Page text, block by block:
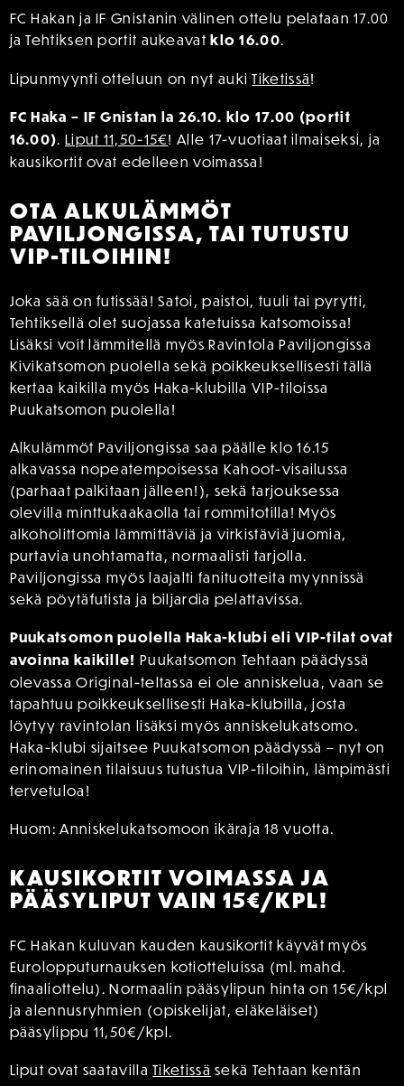
FC Hakan ja IF Gnistanin välinen ottelu pelataan 17.00
ja Tehtiksen portit aukeavatklo 16.00.
Lipunmyynti otteluun on nyt aukiTiketissä!
FC Haka – IF Gnistan la 26.10. klo 17.00 (portit
16.00). Liput 11,50-15€! Alle 17-vuotiaat ilmaiseksi, ja
kausikortit ovat edelleen voimassa!
OTA ALKULÄMMÖT
PAVILJONGISSA, TAI TUTUSTU
VIP-TILOIHIN!
Joka sää on futissää! Satoi, paistoi, tuuli tai pyrytti,
Tehtiksellä olet suojassa katetuissa katsomoissa!
Lisäksi voit lämmitellä myös Ravintola Paviljongissa
Kivikatsomon puolella sekä poikkeuksellisesti tällä
kertaa kaikilla myös Haka-klubilla VIP-tiloissa
Puukatsomon puolella!
Alkulämmöt Paviljongissa saa päälle klo 16.15
alkavassa nopeatempoisessa Kahoot-visailussa
(parhaat palkitaan jälleen!), sekä tarjouksessa
olevilla minttukaakaolla tai rommitotilla! Myös
alkoholittomia lämmittäviä ja virkistäviä juomia,
purtavia unohtamatta, normaalisti tarjolla.
Paviljongissa myös laajalti fanituotteita myynnissä
sekä pöytäfutista ja biljardia pelattavissa.
Puukatsomon puolella Haka-klubi eli VIP-tilat ovat
avoinna kaikille! Puukatsomon Tehtaan päädyssä
olevassa Original-teltassa ei ole anniskelua, vaan se
tapahtuu poikkeuksellisesti Haka-klubilla, josta
löytyy ravintolan lisäksi myös anniskelukatsomo.
Haka-klubi sijaitsee Puukatsomon päädyssä – nyt on
erinomainen tilaisuus tutustua VIP-tiloihin, lämpimästi
tervetuloa!
Huom: Anniskelukatsomoon ikäraja 18 vuotta.
KAUSIKORTIT VOIMASSA JA
PÄÄSYLIPUT VAIN 15€/KPL!
FC Hakan kuluvan kauden kausikortit käyvät myös
Eurolopputurnauksen kotiotteluissa (ml. mahd.
finaaliottelu). Normaalin pääsylipun hinta on 15€/kpl
ja alennusryhmien (opiskelijat, eläkeläiset)
pääsylippu 11,50€/kpl.
Liput ovat saatavillaTiketissä sekä Tehtaan kentän